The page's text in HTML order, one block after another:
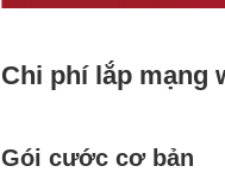
Chi phí lắp mạng
Gói cước cơ bản